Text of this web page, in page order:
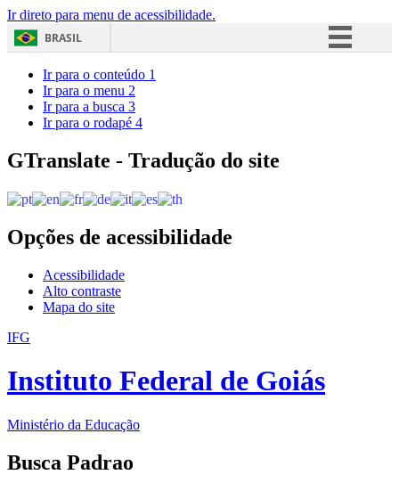
Ir direto para menu de acessibilidade.
BRASIL
Acesso à informação
Ir para o conteúdo 1
Ir para o menu 2
Ir para a busca 3
Ir para o rodapé 4
GTranslate - Tradução do site
Opções de acessibilidade
Acessibilidade
Alto contraste
Mapa do site
IFG
Instituto Federal de Goiás
Ministério da Educação
Busca Padrao